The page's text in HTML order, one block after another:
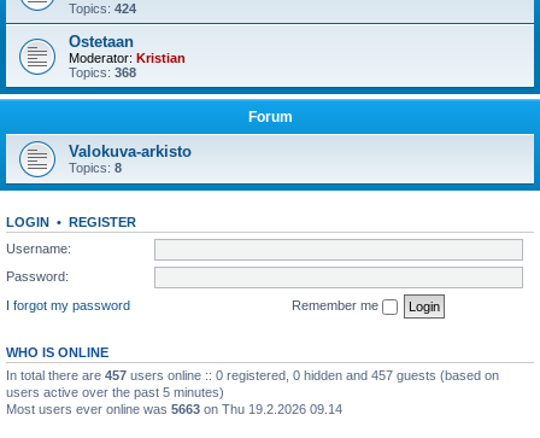
Topics: 424
Ostetaan
Moderator: Kristian
Topics: 368
Forum
Valokuva-arkisto
Topics: 8
LOGIN • REGISTER
Username:
Password:
I forgot my password
Remember me
WHO IS ONLINE
In total there are 457 users online :: 0 registered, 0 hidden and 457 guests (based on
users active over the past 5 minutes)
Most users ever online was 5663 on Thu 19.2.2026 09.14